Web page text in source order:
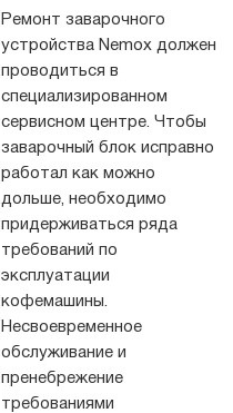
Ремонт заварочного
устройства Nemox должен
проводиться в
специализированном
сервисном центре. Чтобы
заварочный блок исправно
работал как можно
дольше, необходимо
придерживаться ряда
требований по
эксплуатации
кофемашины.
Несвоевременное
обслуживание и
пренебрежение
требованиями